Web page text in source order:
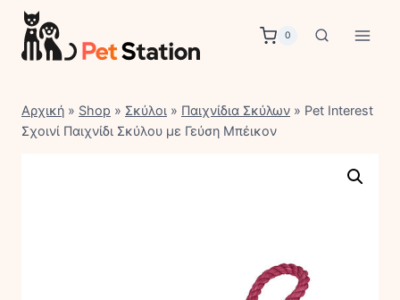
Skip
content
0
Αρχική » Shop » Σκύλοι » Παιχνίδια Σκύλων » Pet Interest
Σχοινί Παιχνίδι Σκύλου με Γεύση Μπέικον